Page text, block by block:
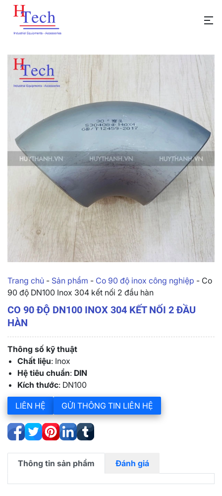
Trang chủ - Sản phẩm - Co 90 độ inox công nghiệp - Co
90 độ DN100 Inox 304 kết nối 2 đầu hàn
CO 90 ĐỘ DN100 INOX 304 KẾT NỐI 2 ĐẦU
HÀN
Thông số kỹ thuật
Chất liệu: Inox
Hệ tiêu chuẩn: DIN
Kích thước: DN100
LIÊN HỆ GỬI THÔNG TIN LIÊN HỆ
Thông tin sản phẩm Đánh giá